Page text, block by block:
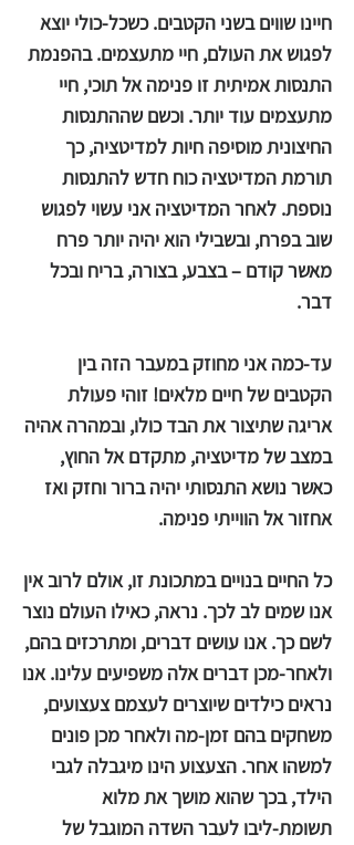
חיינו שווים בשני הקטבים. כשכל-כולי יוצא
לפגוש את העולם, חיי מתעצמים. בהפנמת
התנסות אמיתית זו פנימה אל תוכי, חיי
מתעצמים עוד יותר. וכשם שההתנסות
החיצונית מוסיפה חיות למדיטציה, כך
תורמת המדיטציה כוח חדש להתנסות
נוספת. לאחר המדיטציה אני עשוי לפגוש
שוב בפרח, ובשבילי הוא יהיה יותר פרח
מאשר קודם – בצבע, בצורה, בריח ובכל
דבר.
עד-כמה אני מחוזק במעבר הזה בין
הקטבים של חיים מלאים! זוהי פעולת
אריגה שתיצור את הבד כולו, ובמהרה אהיה
במצב של מדיטציה, מתקדם אל החוץ,
כאשר נושא התנסותי יהיה ברור וחזק ואז
אחזור אל הווייתי פנימה.
כל החיים בנויים במתכונת זו, אולם לרוב אין
אנו שמים לב לכך. נראה, כאילו העולם נוצר
לשם כך. אנו עושים דברים, ומתרכזים בהם,
ולאחר-מכן דברים אלה משפיעים עלינו. אנו
נראים כילדים שיוצרים לעצמם צעצועים,
משחקים בהם זמן-מה ולאחר מכן פונים
למשהו אחר. הצעצוע הינו מיגבלה לגבי
הילד, בכך שהוא מושך את מלוא
תשומת-ליבו לעבר השדה המוגבל של